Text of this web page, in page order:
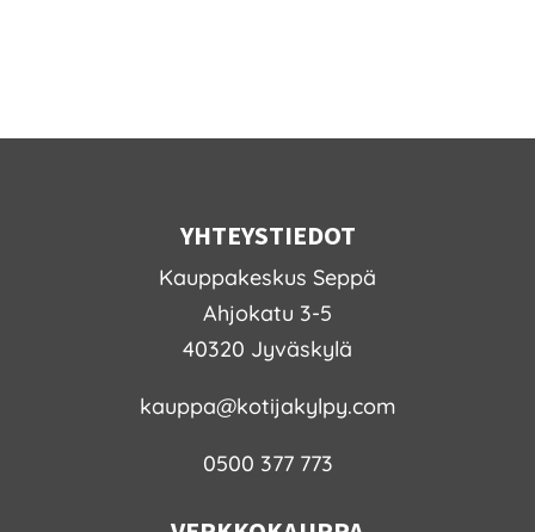
YHTEYSTIEDOT
Kauppakeskus Seppä
Ahjokatu 3-5
40320 Jyväskylä
kauppa@kotijakylpy.com
0500 377 773